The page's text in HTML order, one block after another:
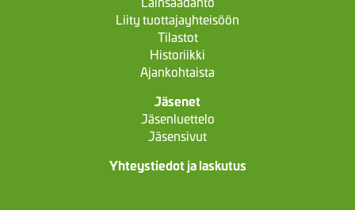
Liity tuottajayhteisöön
Tilastot
Historiikki
Ajankohtaista
Jäsenet
Jäsenluettelo
Jäsensivut
Yhteystiedot ja laskutus